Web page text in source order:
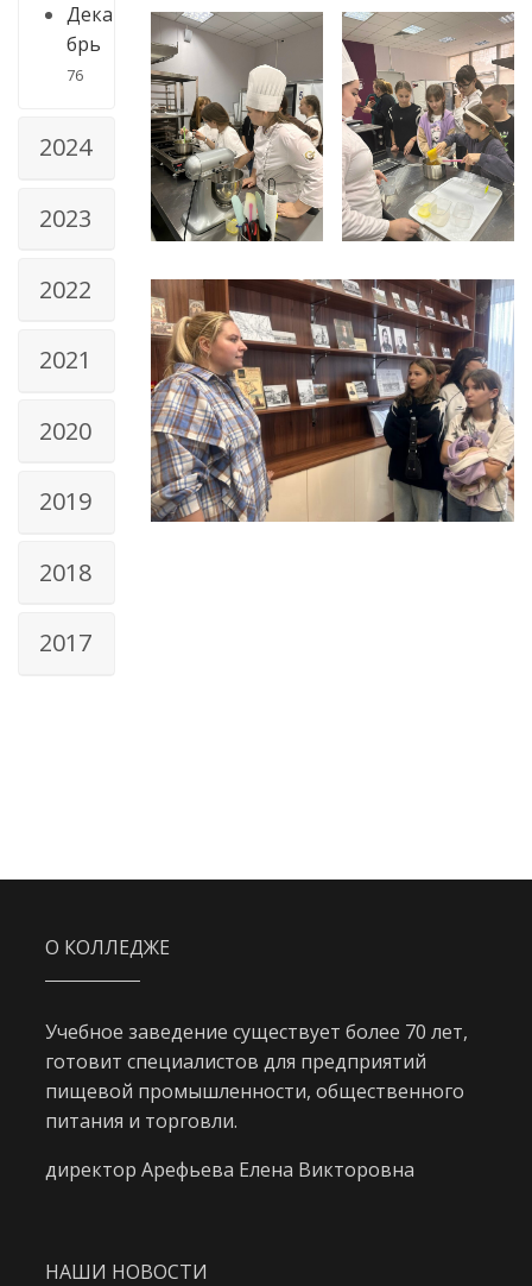
Дека
брь
76
2024
2023
2022
2021
2020
2019
2018
2017
О КОЛЛЕДЖЕ
Учебное заведение существует более 70 лет,
готовит специалистов для предприятий
пищевой промышленности, общественного
питания и торговли.
директор Арефьева Елена Викторовна
НАШИ НОВОСТИ